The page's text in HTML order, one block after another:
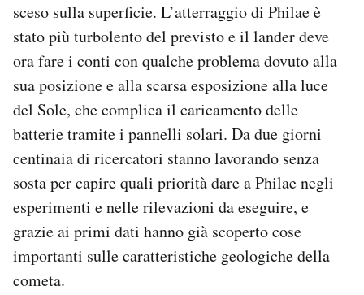
sceso sulla superficie. L’atterraggio di Philae è
stato più turbolento del previsto e il lander deve
ora fare i conti con qualche problema dovuto alla
sua posizione e alla scarsa esposizione alla luce
del Sole, che complica il caricamento delle
batterie tramite i pannelli solari. Da due giorni
centinaia di ricercatori stanno lavorando senza
sosta per capire quali priorità dare a Philae negli
esperimenti e nelle rilevazioni da eseguire, e
grazie ai primi dati hanno già scoperto cose
importanti sulle caratteristiche geologiche della
cometa.